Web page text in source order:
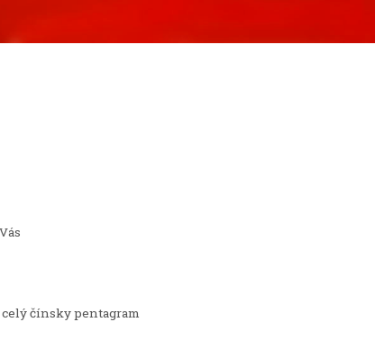
čínsky pentagram